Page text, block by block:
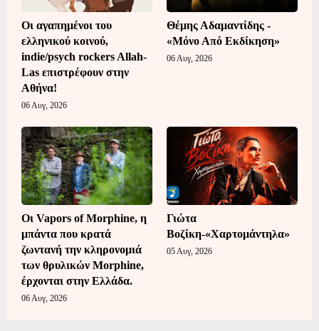
Οι αγαπημένοι του
ελληνικού κοινού,
indie/psych rockers Allah-
Las επιστρέφουν στην
Αθήνα!
06 Αυγ, 2026
Θέμης Αδαμαντίδης -
«Μόνο Από Εκδίκηση»
06 Αυγ, 2026
Οι Vapors of Morphine, η
μπάντα που κρατά
ζωντανή την κληρονομιά
των θρυλικών Morphine,
έρχονται στην Ελλάδα.
06 Αυγ, 2026
Γιώτα
Βοζίκη-«Χαρτομάντηλα»
05 Αυγ, 2026